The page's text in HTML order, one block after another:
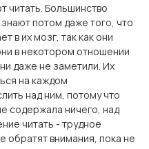
читать. Большинство
потом даже того, что
в их мозг, так как они
в некотором отношении
даже не заметили. Их
на каждом
над ним, потому что
содержала ни­чего, над
читать - трудное
обратят внимания, пока не